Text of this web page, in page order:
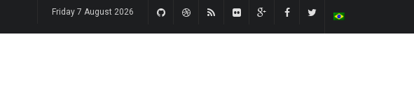
Friday 7 August 2026